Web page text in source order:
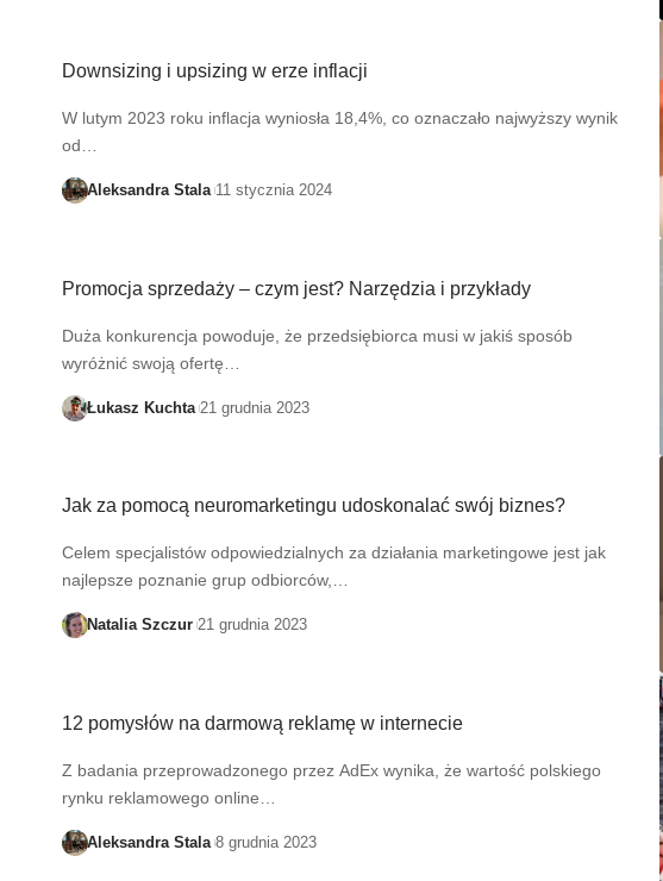
Downsizing i upsizing w erze inflacji
W lutym 2023 roku inflacja wyniosła 18,4%, co oznaczało najwyższy wynik
od…
Aleksandra Stala 11 stycznia 2024
Promocja sprzedaży – czym jest? Narzędzia i przykłady
Duża konkurencja powoduje, że przedsiębiorca musi w jakiś sposób
wyróżnić swoją ofertę…
Łukasz Kuchta 21 grudnia 2023
Jak za pomocą neuromarketingu udoskonalać swój biznes?
Celem specjalistów odpowiedzialnych za działania marketingowe jest jak
najlepsze poznanie grup odbiorców,…
Natalia Szczur 21 grudnia 2023
12 pomysłów na darmową reklamę w internecie
Z badania przeprowadzonego przez AdEx wynika, że wartość polskiego
rynku reklamowego online…
Aleksandra Stala 8 grudnia 2023